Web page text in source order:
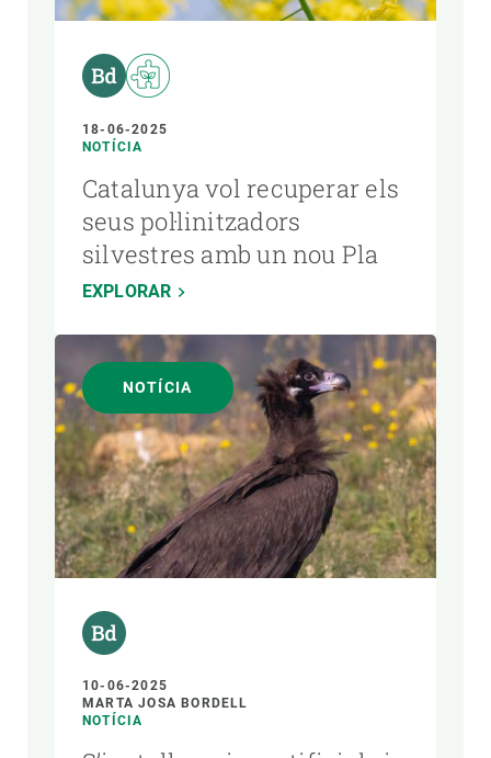
18-06-2025
NOTÍCIA
Catalunya vol recuperar els
seus pol·linitzadors
silvestres amb un nou Pla
EXPLORAR
NOTÍCIA
10-06-2025
MARTA JOSA BORDELL
NOTÍCIA